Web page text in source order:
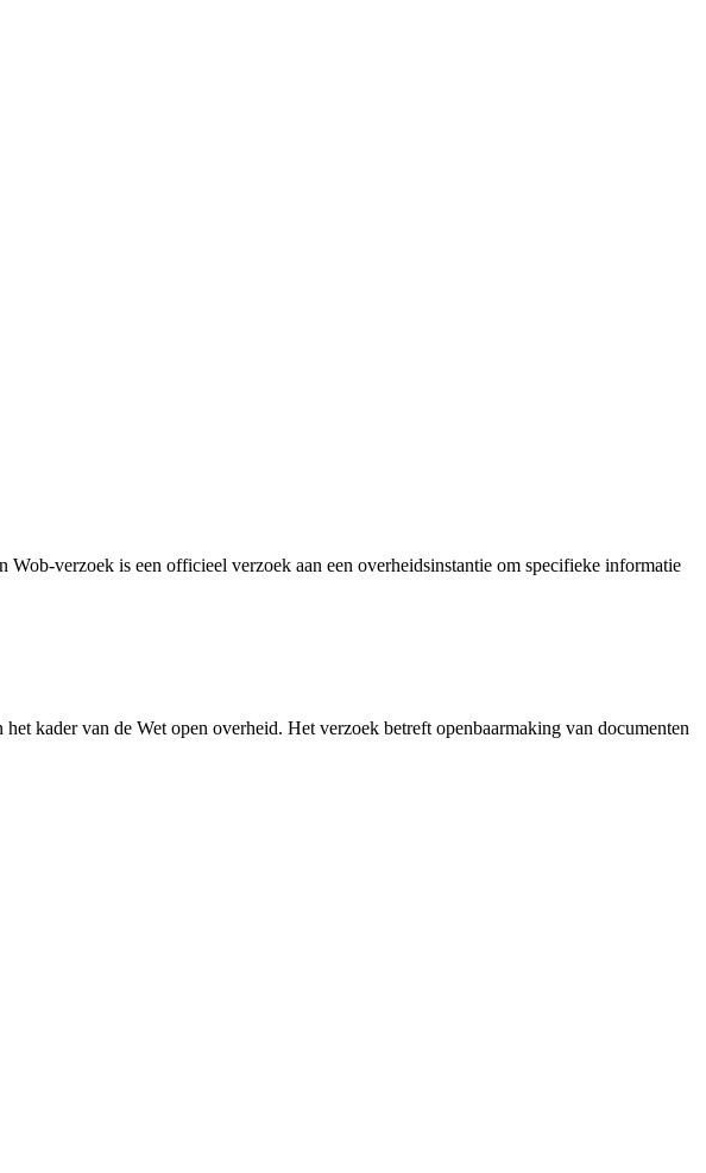
verzoek is een officieel verzoek aan een overheidsinstantie om specifieke informatie
kader van de Wet open overheid. Het verzoek betreft openbaarmaking van documenten